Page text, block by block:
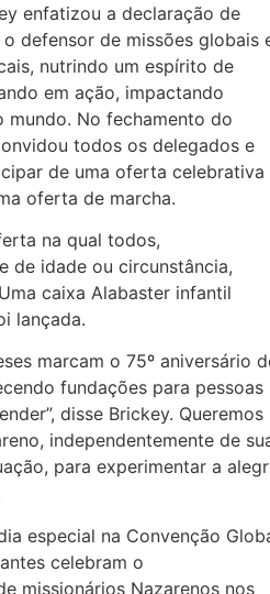
enfatizou a declaração de
o defensor de missões globais
nutrindo um espírito de
em ação, impactando
mundo. No fechamento do
todos os delegados e
de uma oferta celebrativa
oferta de marcha.
na qual todos,
de idade ou circunstância,
caixa Alabaster infantil
lançada.
marcam o 75º aniversário
fundações para pessoas
disse Brickey. Queremos
independentemente de
para experimentar a
especial na Convenção
celebram o
missionários Nazarenos nos